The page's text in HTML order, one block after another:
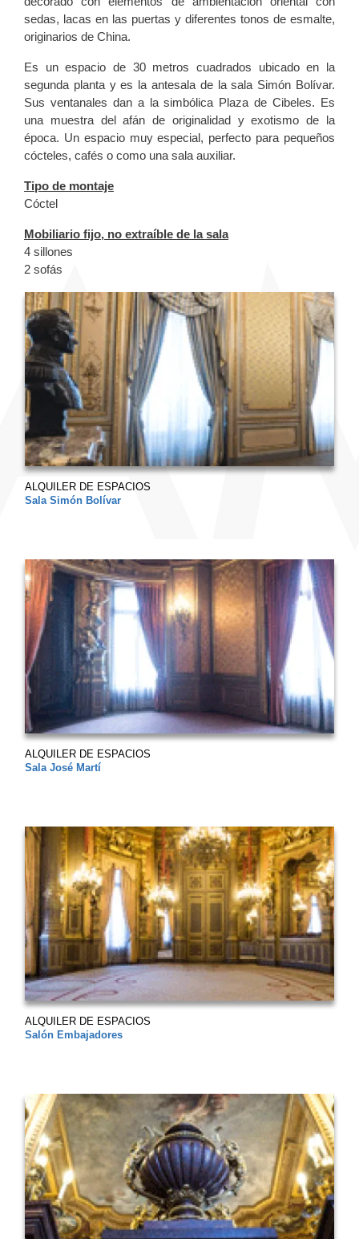
sedas, lacas en las puertas y diferentes tonos de esmalte,
originarios de China.
Es un espacio de 30 metros cuadrados ubicado en la
segunda planta y es la antesala de la sala Simón Bolívar.
Sus ventanales dan a la simbólica Plaza de Cibeles. Es
una muestra del afán de originalidad y exotismo de la
época. Un espacio muy especial, perfecto para pequeños
cócteles, cafés o como una sala auxiliar.
Tipo de montaje
Cóctel
Mobiliario fijo, no extraíble de la sala
4 sillones
2 sofás
ALQUILER DE ESPACIOS
Sala Simón Bolívar
ALQUILER DE ESPACIOS
Sala José Martí
ALQUILER DE ESPACIOS
Salón Embajadores